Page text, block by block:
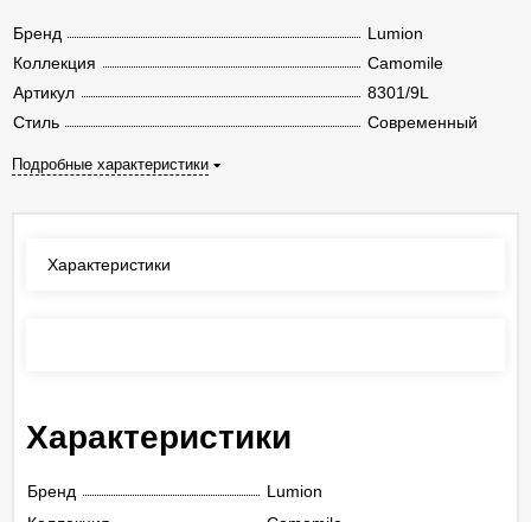
Бренд
Lumion
Коллекция
Camomile
Артикул
8301/9L
Стиль
Современный
Подробные характеристики
Характеристики
Характеристики
Бренд
Lumion